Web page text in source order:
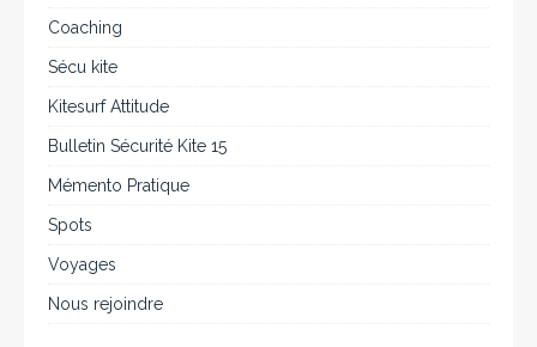
Coaching
Sécu kite
Kitesurf Attitude
Bulletin Sécurité Kite 15
Mémento Pratique
Spots
Voyages
Nous rejoindre